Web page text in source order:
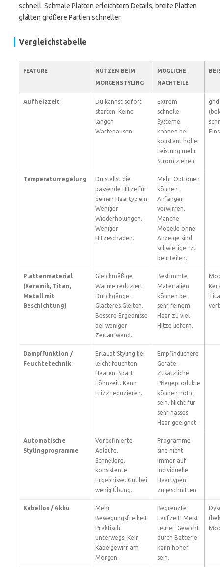
schnell. Schmale Platten erleichtern Details, breite Platten
glätten größere Partien schneller.
Vergleichstabelle
FEATURE
NUTZEN BEIM
MORGENSTYLING
MÖGLICHE
NACHTEILE
Aufheizzeit
Du kannst sofort
starten. Keine
langen
Wartepausen.
Extrem
schnelle
Systeme
können bei
konstant hoher
Leistung mehr
Strom ziehen.
Temperaturregelung
Du stellst die
passende Hitze für
deinen Haartyp ein.
Weniger
Wiederholungen.
Weniger
Hitzeschäden.
Mehr Optionen
können
Anfänger
verwirren.
Manche
Modelle ohne
Anzeige sind
schwieriger zu
beurteilen.
Plattenmaterial
(Keramik, Titan,
Metall mit
Beschichtung)
Gleichmäßige
Wärme reduziert
Durchgänge.
Glatteres Gleiten.
Bessere Ergebnisse
bei weniger
Zeitaufwand.
Bestimmte
Materialien
können bei
sehr feinem
Haar zu viel
Hitze liefern.
Dampffunktion /
Feuchtetechnik
Erlaubt Styling bei
leicht feuchten
Haaren. Spart
Föhnzeit. Kann
Frizz reduzieren.
Empfindlichere
Geräte.
Zusätzliche
Pflegeprodukte
können nötig
sein. Nicht für
sehr nasses
Haar geeignet.
Automatische
Stylingprogramme
Vordefinierte
Abläufe.
Schnellere,
konsistente
Ergebnisse. Gut bei
wenig Übung.
Programme
sind nicht
immer auf
individuelle
Haartypen
zugeschnitten.
Kabellos / Akku
Mehr
Bewegungsfreiheit.
Praktisch
unterwegs. Kein
Kabelgewirr am
Morgen.
Begrenzte
Laufzeit. Meist
teurer. Gewicht
durch Batterie
kann höher
sein.